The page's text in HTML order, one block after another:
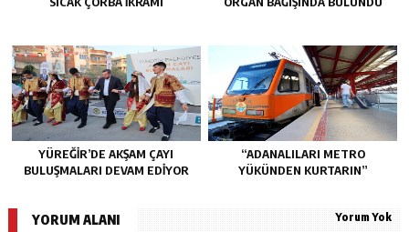
YÜREĞİR’DE AKŞAM ÇAYI
BULUŞMALARI DEVAM EDİYOR
“ADANALILARI METRO
YÜKÜNDEN KURTARIN”
YORUM ALANI Yorum Yok